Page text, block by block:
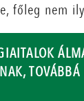
főleg nem